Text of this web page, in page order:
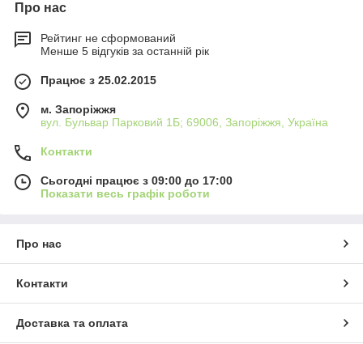
Про нас
Рейтинг не сформований
Менше 5 відгуків за останній рік
Працює з 25.02.2015
м. Запоріжжя
вул. Бульвар Парковий 1Б; 69006, Запоріжжя, Україна
Контакти
Сьогодні працює з 09:00 до 17:00
Показати весь графік роботи
Про нас
Контакти
Доставка та оплата